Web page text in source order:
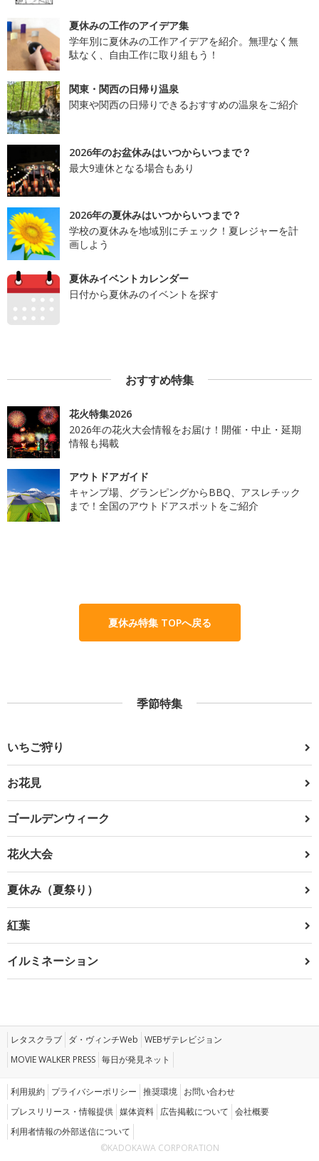
夏休みの工作のアイデア集
学年別に夏休みの工作アイデアを紹介。無理なく無
駄なく、自由工作に取り組もう！
関東・関西の日帰り温泉
関東や関西の日帰りできるおすすめの温泉をご紹介
2026年のお盆休みはいつからいつまで？
最大9連休となる場合もあり
2026年の夏休みはいつからいつまで？
学校の夏休みを地域別にチェック！夏レジャーを計
画しよう
夏休みイベントカレンダー
日付から夏休みのイベントを探す
おすすめ特集
花火特集2026
2026年の花火大会情報をお届け！開催・中止・延期
情報も掲載
アウトドアガイド
キャンプ場、グランピングからBBQ、アスレチック
まで！全国のアウトドアスポットをご紹介
夏休み特集 TOPへ戻る
季節特集
いちご狩り
お花見
ゴールデンウィーク
花火大会
夏休み（夏祭り）
紅葉
イルミネーション
レタスクラブ ダ・ヴィンチWeb WEBザテレビジョン
MOVIE WALKER PRESS 毎日が発見ネット
利用規約 プライバシーポリシー 推奨環境 お問い合わせ
プレスリリース・情報提供 媒体資料 広告掲載について 会社概要
利用者情報の外部送信について
©KADOKAWA CORPORATION